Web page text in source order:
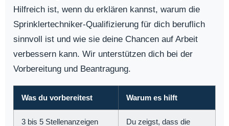
Hilfreich ist, wenn du erklären kannst, warum die
Sprinklertechniker-Qualifizierung für dich beruflich
sinnvoll ist und wie sie deine Chancen auf Arbeit
verbessern kann. Wir unterstützen dich bei der
Vorbereitung und Beantragung.
Was du vorbereitest Warum es hilft
3 bis 5 Stellenanzeigen Du zeigst, dass die